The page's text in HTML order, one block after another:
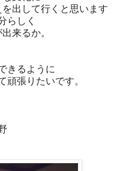
出して行くと思います
らしく
来るか。
きるように
頑張りたいです。